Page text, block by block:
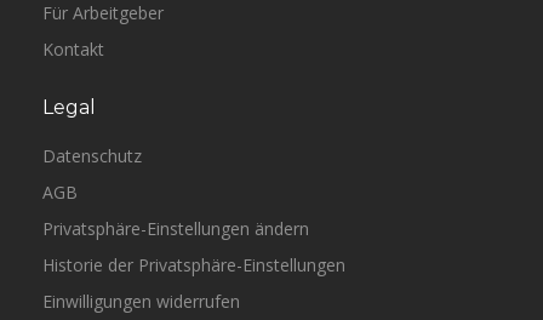
Für Arbeitgeber
Kontakt
Legal
Datenschutz
AGB
Privatsphäre-Einstellungen ändern
Historie der Privatsphäre-Einstellungen
Einwilligungen widerrufen